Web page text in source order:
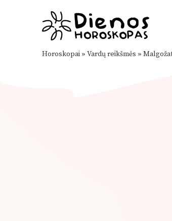
Horoskopai » Vardų reikšmės »